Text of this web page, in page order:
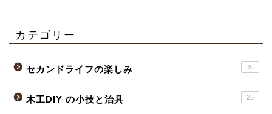
カテゴリー
セカンドライフの楽しみ 5
木工DIY の小技と治具 25